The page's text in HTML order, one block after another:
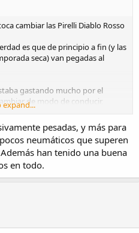
cambiar las Pirelli Diablo Rosso
es que de principio a fin (y las
seca) van pegadas al
gastando mucho por el
de modo de conducir,
lo antes posible, para gastar
Y la verdad es que transmite
un experto dando curvas he
en poco tiempo.
Y ya el siguiente cambio que
le meteré las Michelin de doble
agarren en mojado, si no
y me hará falta un
rodadura central
expand...
pesadas, y más para
neumáticos que superen
han tenido una buena
en todo.